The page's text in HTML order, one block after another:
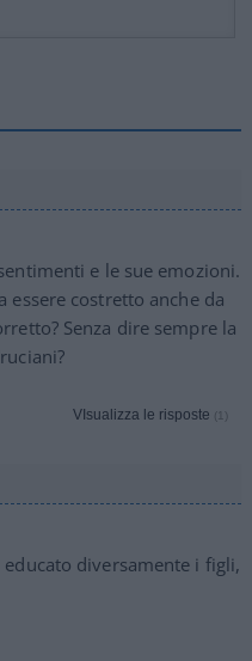
e le sue emozioni.
essere costretto anche da
Senza dire sempre la
VIsualizza le risposte (1)
diversamente i figli,